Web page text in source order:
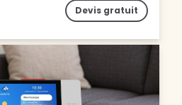
Devis gratuit